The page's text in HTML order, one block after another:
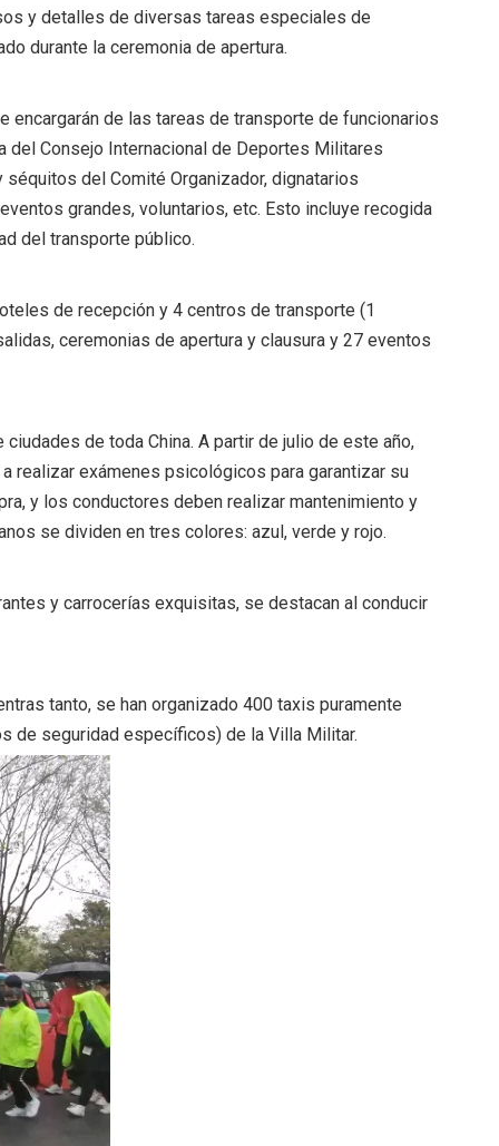
y detalles de diversas tareas especiales de
durante la ceremonia de apertura.
encargarán de las tareas de transporte de funcionarios
Consejo Internacional de Deportes Militares
del Comité Organizador, dignatarios
grandes, voluntarios, etc. Esto incluye recogida
del transporte público.
de recepción y 4 centros de transporte (1
ceremonias de apertura y clausura y 27 eventos
de toda China. A partir de julio de este año,
realizar exámenes psicológicos para garantizar su
y los conductores deben realizar mantenimiento y
se dividen en tres colores: azul, verde y rojo.
y carrocerías exquisitas, se destacan al conducir
tanto, se han organizado 400 taxis puramente
de seguridad específicos) de la Villa Militar.